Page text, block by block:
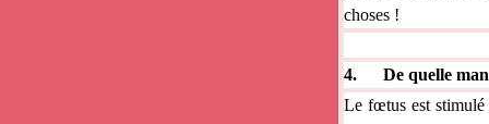
choses !
4. De quelle
Le fœtus est stimulé